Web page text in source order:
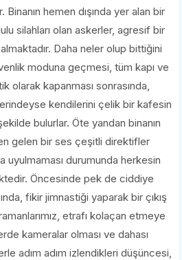
Binanın hemen dışında yer alan bir
silahları olan askerler, agresif bir
Daha neler olup bittiğini
moduna geçmesi, tüm kapı ve
olarak kapanması sonrasında,
kendilerini çelik bir kafesin
bulurlar. Öte yandan binanın
gelen bir ses çeşitli direktifler
uyulmaması durumunda herkesin
Öncesinde pek de ciddiye
fikir jimnastiği yaparak bir çıkış
etrafı kolaçan etmeye
kameralar olması ve dahası
adım adım izlendikleri düşüncesi,